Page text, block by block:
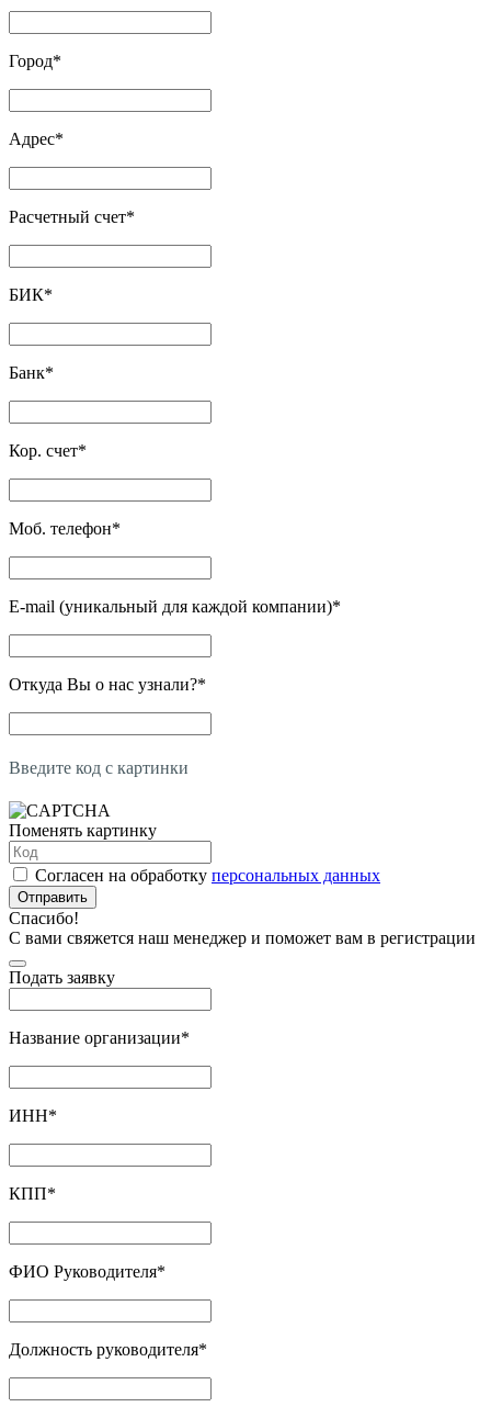
Город*
Адрес*
Расчетный счет*
БИК*
Банк*
Кор. счет*
Моб. телефон*
E-mail (уникальный для каждой компании)*
Откуда Вы о нас узнали?*
Введите код с картинки
Поменять картинку
Согласен на обработку персональных данных
Отправить
Спасибо!
С вами свяжется наш менеджер и поможет вам в регистрации
Подать заявку
Название организации*
ИНН*
КПП*
ФИО Руководителя*
Должность руководителя*